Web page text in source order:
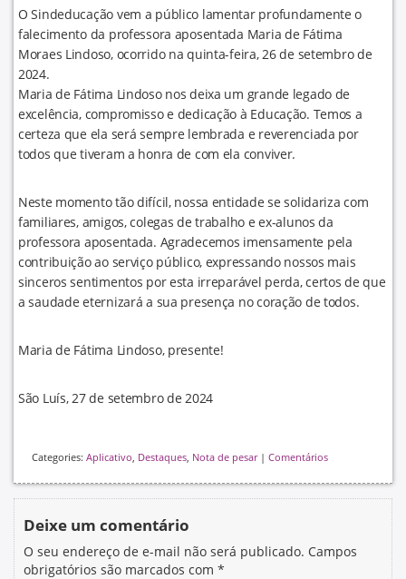
O Sindeducação vem a público lamentar profundamente o
falecimento da professora aposentada Maria de Fátima
Moraes Lindoso, ocorrido na quinta-feira, 26 de setembro de
2024.
Maria de Fátima Lindoso nos deixa um grande legado de
excelência, compromisso e dedicação à Educação. Temos a
certeza que ela será sempre lembrada e reverenciada por
todos que tiveram a honra de com ela conviver.
Neste momento tão difícil, nossa entidade se solidariza com
familiares, amigos, colegas de trabalho e ex-alunos da
professora aposentada. Agradecemos imensamente pela
contribuição ao serviço público, expressando nossos mais
sinceros sentimentos por esta irreparável perda, certos de que
a saudade eternizará a sua presença no coração de todos.
Maria de Fátima Lindoso, presente!
São Luís, 27 de setembro de 2024
Categories: Aplicativo, Destaques, Nota de pesar | Comentários
Deixe um comentário
O seu endereço de e-mail não será publicado. Campos
obrigatórios são marcados com *